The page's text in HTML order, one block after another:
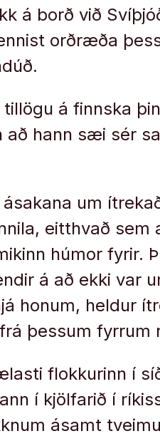
á borð við
orðræða
á finnska
að hann sæi sér
um
eitthvað sem
húmor fyrir.
á að ekki var
honum, heldur
þessum fyrrum
flokkurinn í
í kjölfarið í
ásamt